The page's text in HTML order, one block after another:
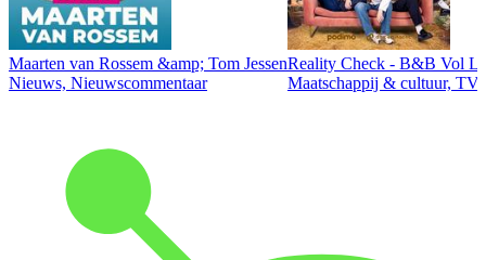
Maarten van Rossem &amp; Tom Jessen
Nieuws, Nieuwscommentaar
Reality Check - B&B Vol
Maatschappij & cultuur,